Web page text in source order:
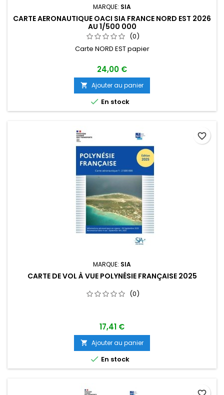
MARQUE: SIA
CARTE AERONAUTIQUE OACI SIA FRANCE NORD EST 2026
AU 1/500 000
(0)
Carte NORD EST papier
24,00 €
 Ajouter au panier
 En stock
MARQUE: SIA
CARTE DE VOL À VUE POLYNÉSIE FRANÇAISE 2025
(0)
17,41 €
 Ajouter au panier
 En stock
favorite_border